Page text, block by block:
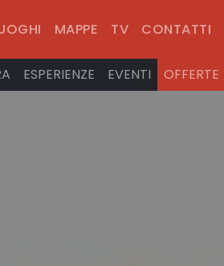
MAPPE TV CONTATTI
ESPERIENZE EVENTI OFFERTE